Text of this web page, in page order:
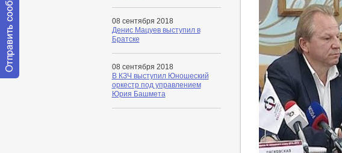
08 сентября 2018
Денис Мацуев выступил в
Братске
08 сентября 2018
В КЗЧ выступил Юношеский
оркестр под управлением
Юрия Башмета